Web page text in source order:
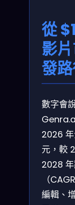
從
影
發
數字會
2026
元，較
2028
（
編輯、